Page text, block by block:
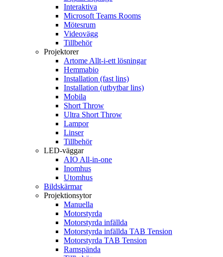
Interaktiva
Microsoft Teams Rooms
Mötesrum
Videovägg
Tillbehör
Projektorer
Artome Allt-i-ett lösningar
Hemmabio
Installation (fast lins)
Installation (utbytbar lins)
Mobila
Short Throw
Ultra Short Throw
Lampor
Linser
Tillbehör
LED-väggar
AIO All-in-one
Inomhus
Utomhus
Bildskärmar
Projektionsytor
Manuella
Motorstyrda
Motorstyrda infällda
Motorstyrda infällda TAB Tension
Motorstyrda TAB Tension
Ramspända